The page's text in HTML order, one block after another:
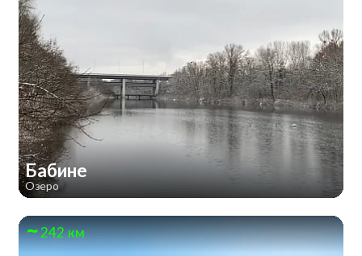
Бабине
Озеро
242 км